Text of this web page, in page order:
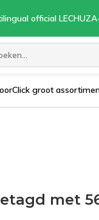
official
groot
met